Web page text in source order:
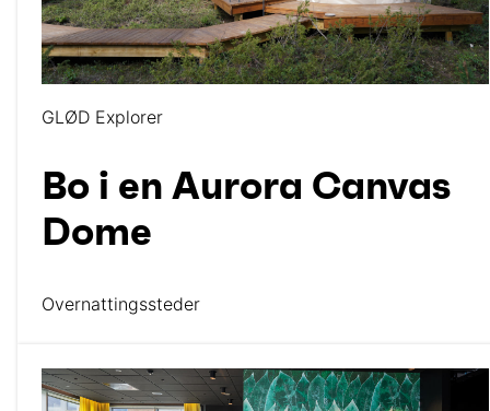
GLØD Explorer
Bo i en Aurora Canvas
Dome
Overnattingssteder